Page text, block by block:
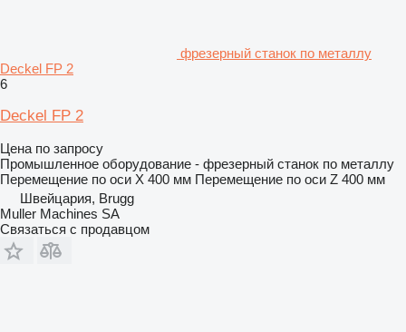
фрезерный станок по металлу
Deckel FP 2
6
Deckel FP 2
Цена по запросу
Промышленное оборудование - фрезерный станок по металлу
Перемещение по оси X 400 мм Перемещение по оси Z 400 мм
Швейцария, Brugg
Muller Machines SA
Связаться с продавцом